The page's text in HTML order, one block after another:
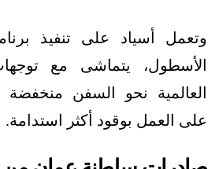
وتعمل أسياد على تنفيذ
الأسطول، يتماشى مع
العالمية نحو السفن منخفضة
على العمل بوقود أكثر استدامة.